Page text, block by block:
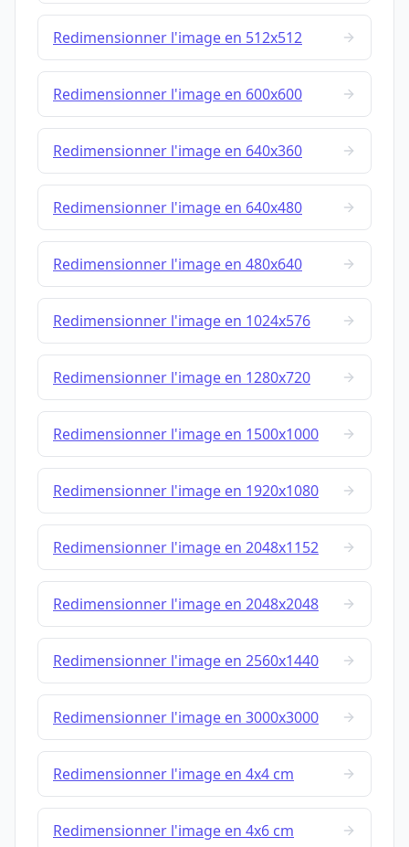
Redimensionner l'image en 512x512
Redimensionner l'image en 600x600
Redimensionner l'image en 640x360
Redimensionner l'image en 640x480
Redimensionner l'image en 480x640
Redimensionner l'image en 1024x576
Redimensionner l'image en 1280x720
Redimensionner l'image en 1500x1000
Redimensionner l'image en 1920x1080
Redimensionner l'image en 2048x1152
Redimensionner l'image en 2048x2048
Redimensionner l'image en 2560x1440
Redimensionner l'image en 3000x3000
Redimensionner l'image en 4x4 cm
Redimensionner l'image en 4x6 cm